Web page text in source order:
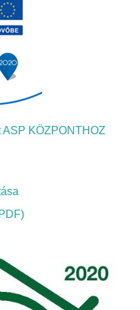
KÖZPONTHOZ